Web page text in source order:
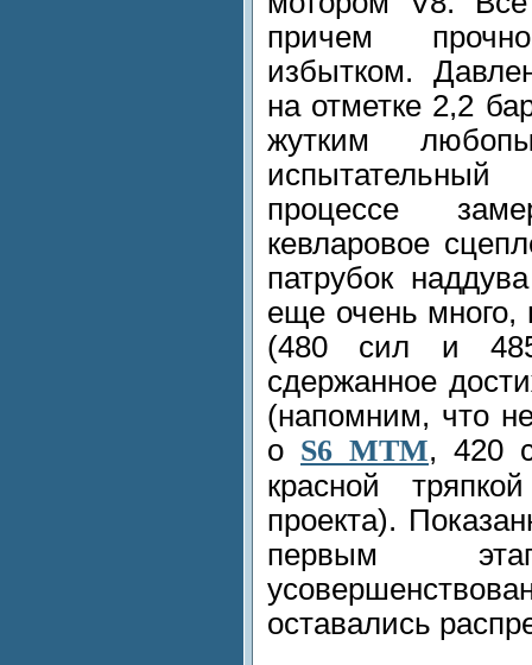
причем
избытком.
на отметке 2,2
жутким
процессе
кевларовое
патрубок
еще очень много,
(480 сил и
сдержанное
(напомним, что
о S6 MTM, 420
красной
проекта).
первым
оставались